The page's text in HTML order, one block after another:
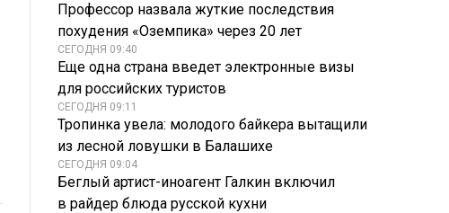
Профессор назвала жуткие последствия
похудения «Оземпика» через 20 лет
СЕГОДНЯ 09:40
Еще одна страна введет электронные визы
для российских туристов
СЕГОДНЯ 09:11
Тропинка увела: молодого байкера вытащили
из лесной ловушки в Балашихе
СЕГОДНЯ 09:04
Беглый артист-иноагент Галкин включил
в райдер блюда русской кухни